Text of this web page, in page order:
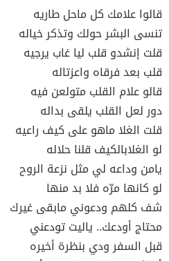
قالوا علامك كل ماحل طاريه
تنسى البشر حولك وتذكر خياله
قلت إنشدو قلب ليا غاب يرجيه
قلب بعد فرقاه واعزتاله
قالو علام القلب متولعن فيه
دور لعل القلب يلقى بداله
قلت الغلا ماهو على كيف راعيه
لو الغلابالكيف قلنا حلاله
يامن وداعه لي مثل نزعة الروح
لو كانها مرّه فلا بد منها
شف كلهم ودعوني مابقى غيرك
محتاج أودعك.. ياليت تودعني
قبل السفر ودي بنظرة أخيره